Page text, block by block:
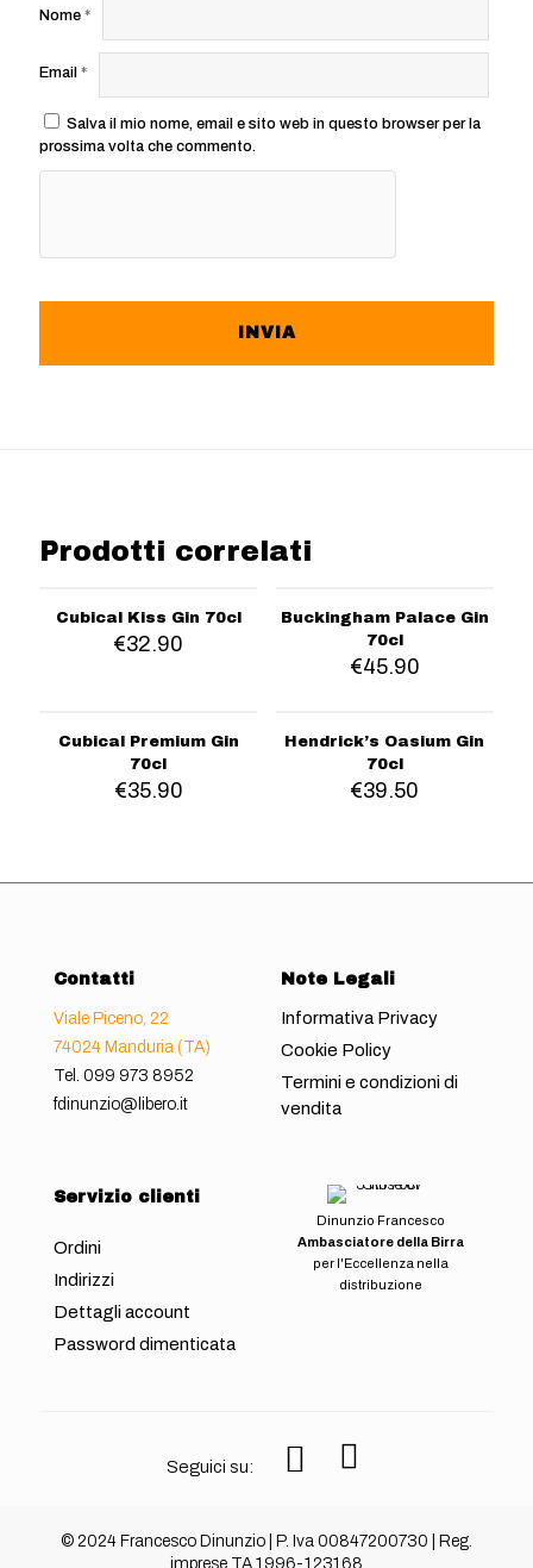
Nome *
Email *
Salva il mio nome, email e sito web in questo browser per la
prossima volta che commento.
Prodotti correlati
Cubical Kiss Gin 70cl
€32.90
Buckingham Palace Gin
70cl
€45.90
Cubical Premium Gin
70cl
€35.90
Hendrick’s Oasium Gin
70cl
€39.50
Contatti
Viale Piceno, 22
74024 Manduria (TA)
Tel. 099 973 8952
fdinunzio@libero.it
Note Legali
Informativa Privacy
Cookie Policy
Termini e condizioni di
vendita
Servizio clienti
Ordini
Indirizzi
Dettagli account
Password dimenticata
Dinunzio Francesco
Ambasciatore della Birra
per l'Eccellenza nella
distribuzione
Seguici su:
© 2024 Francesco Dinunzio | P. Iva 00847200730 | Reg.
imprese TA 1996-123168